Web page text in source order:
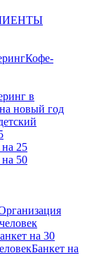
Кофе-
в
новый год
25
50
на 30
Банкет на